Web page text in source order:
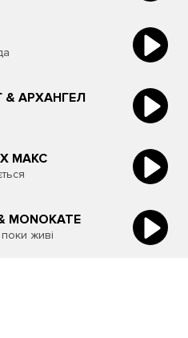
& АРХАНГЕЛ
МАКС
MONOKATE
живі